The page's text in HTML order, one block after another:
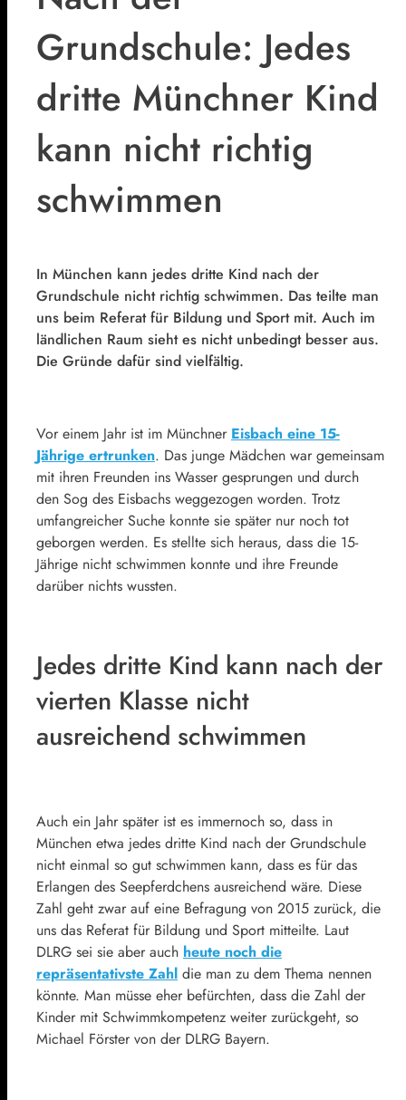
Grundschule: Jedes
dritte Münchner Kind
kann nicht richtig
schwimmen
In München kann jedes dritte Kind nach der
Grundschule nicht richtig schwimmen. Das teilte man
uns beim Referat für Bildung und Sport mit. Auch im
ländlichen Raum sieht es nicht unbedingt besser aus.
Die Gründe dafür sind vielfältig.
Vor einem Jahr ist im Münchner Eisbach eine 15-
Jährige ertrunken. Das junge Mädchen war gemeinsam
mit ihren Freunden ins Wasser gesprungen und durch
den Sog des Eisbachs weggezogen worden. Trotz
umfangreicher Suche konnte sie später nur noch tot
geborgen werden. Es stellte sich heraus, dass die 15-
Jährige nicht schwimmen konnte und ihre Freunde
darüber nichts wussten.
Jedes dritte Kind kann nach der
vierten Klasse nicht
ausreichend schwimmen
Auch ein Jahr später ist es immernoch so, dass in
München etwa jedes dritte Kind nach der Grundschule
nicht einmal so gut schwimmen kann, dass es für das
Erlangen des Seepferdchens ausreichend wäre. Diese
Zahl geht zwar auf eine Befragung von 2015 zurück, die
uns das Referat für Bildung und Sport mitteilte. Laut
DLRG sei sie aber auch heute noch die
repräsentativste Zahl die man zu dem Thema nennen
könnte. Man müsse eher befürchten, dass die Zahl der
Kinder mit Schwimmkompetenz weiter zurückgeht, so
Michael Förster von der DLRG Bayern.